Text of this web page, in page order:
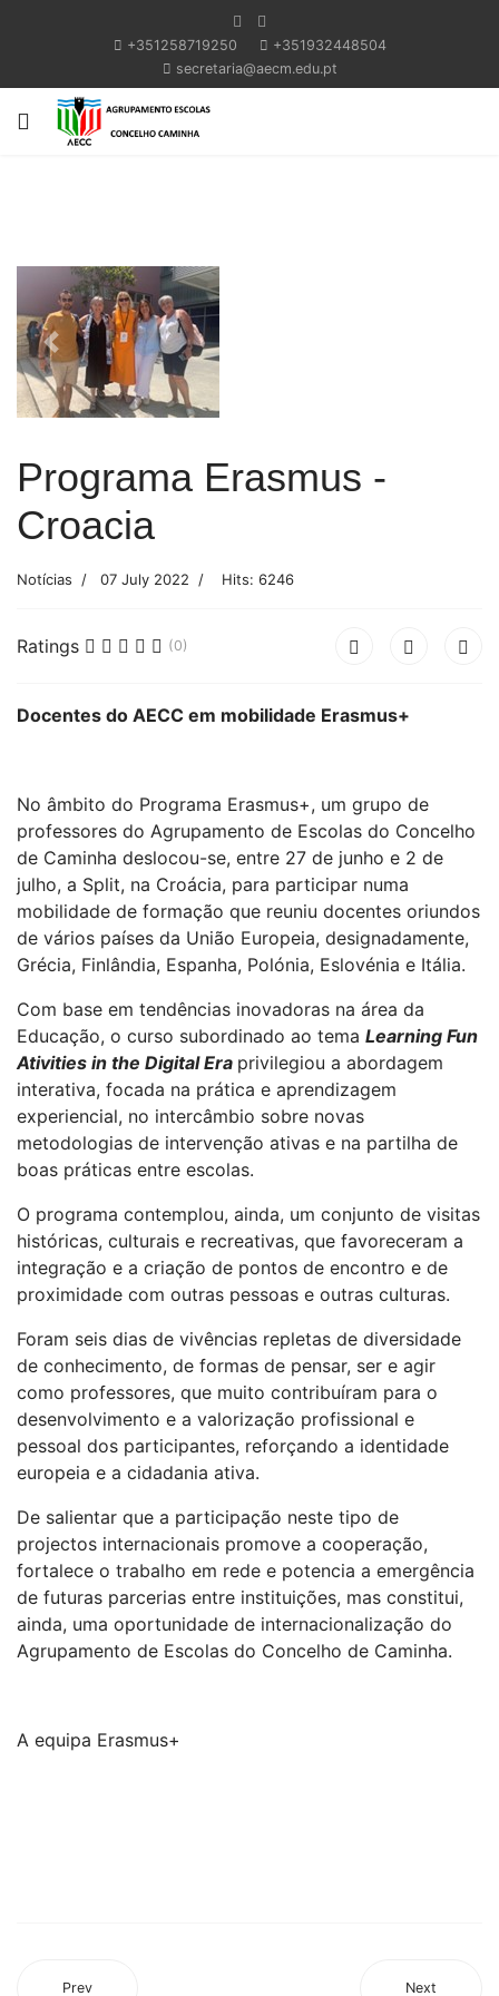
+351258719250
+351932448504
secretaria@aecm.edu.pt
Previous
Programa Erasmus -
Croacia
Notícias 07 July 2022 Hits: 6246
Ratings (0)
Docentes do AECC em mobilidade Erasmus+
No âmbito do Programa Erasmus+, um grupo de
professores do Agrupamento de Escolas do Concelho
de Caminha deslocou-se, entre 27 de junho e 2 de
julho, a Split, na Croácia, para participar numa
mobilidade de formação que reuniu docentes oriundos
de vários países da União Europeia, designadamente,
Grécia, Finlândia, Espanha, Polónia, Eslovénia e Itália.
Com base em tendências inovadoras na área da
Educação, o curso subordinado ao tema Learning Fun
Ativities in the Digital Era privilegiou a abordagem
interativa, focada na prática e aprendizagem
experiencial, no intercâmbio sobre novas
metodologias de intervenção ativas e na partilha de
boas práticas entre escolas.
O programa contemplou, ainda, um conjunto de visitas
históricas, culturais e recreativas, que favoreceram a
integração e a criação de pontos de encontro e de
proximidade com outras pessoas e outras culturas.
Foram seis dias de vivências repletas de diversidade
de conhecimento, de formas de pensar, ser e agir
como professores, que muito contribuíram para o
desenvolvimento e a valorização profissional e
pessoal dos participantes, reforçando a identidade
europeia e a cidadania ativa.
De salientar que a participação neste tipo de
projectos internacionais promove a cooperação,
fortalece o trabalho em rede e potencia a emergência
de futuras parcerias entre instituições, mas constitui,
ainda, uma oportunidade de internacionalização do
Agrupamento de Escolas do Concelho de Caminha.
A equipa Erasmus+
Prev Next